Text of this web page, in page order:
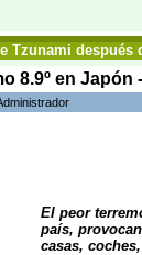
Tzunami después
8.9º en Japón
El peor
país,
casas,